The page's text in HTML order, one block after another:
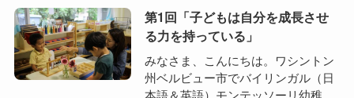
第1回「子どもは自分を成長させ
る力を持っている」
みなさま、こんにちは。ワシントン
州ベルビュー市でバイリンガル（日
本語＆英語）モンテッソーリ幼稚